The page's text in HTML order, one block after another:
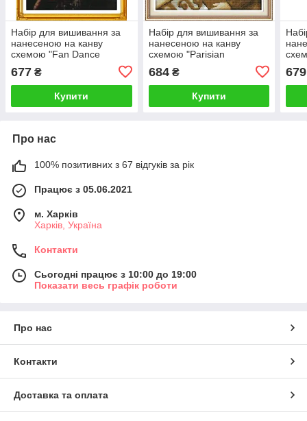
Набір для вишивання за
нанесеною на канву
схемою "Fan Dance
Dancer".AIDA 14CT printed
, 34*42 см
677 ₴
Купити
Набір для вишивання за
нанесеною на канву
схемою "Parisian
Love".AIDA 14CT printed ,
33*34 см
684₴
Купити
679
Про нас
100% позитивних з 67 відгуків за рік
Працює з 05.06.2021
м. Харків
Харків, Україна
Контакти
Сьогодні працює з 10:00 до 19:00
Показати весь графік роботи
Про нас
Контакти
Доставка та оплата